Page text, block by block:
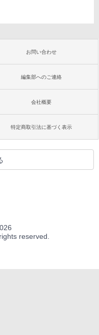
お問い合わせ
編集部へのご連絡
会社概要
特定商取引法に基づく表示
reserved.